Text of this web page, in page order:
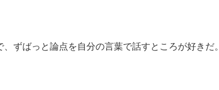
ずばっと論点を自分の言葉で話すところが好きだ。